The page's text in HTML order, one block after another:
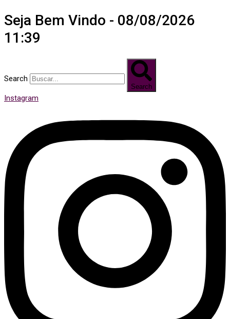
Seja Bem Vindo - 08/08/2026
11:39
Search
Search
Instagram